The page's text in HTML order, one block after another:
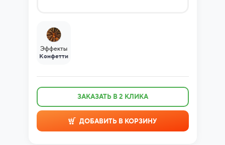
Эффекты
Конфетти
ЗАКАЗАТЬ В 2 КЛИКА
ДОБАВИТЬ В КОРЗИНУ